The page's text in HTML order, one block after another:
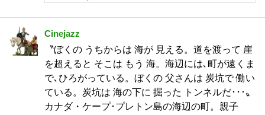
Cinejazz
〝ぼくの うちからは 海が 見える。道を渡って 崖
を超えると そこは もう 海。海辺には､町が遠くま
で､ひろがっている。ぼくの 父さんは 炭坑で 働い
ている。炭坑は 海の下に 掘った トンネルだ･･･〟
カナダ・ケープ･プレトン島の海辺の町。親子